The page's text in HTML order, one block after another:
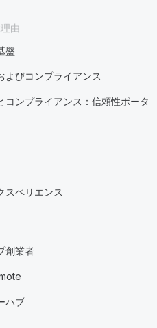
由
盤
よびコンプライアンス
コンプライアンス：信頼性ポータ
スペリエンス
創業者
ハブ